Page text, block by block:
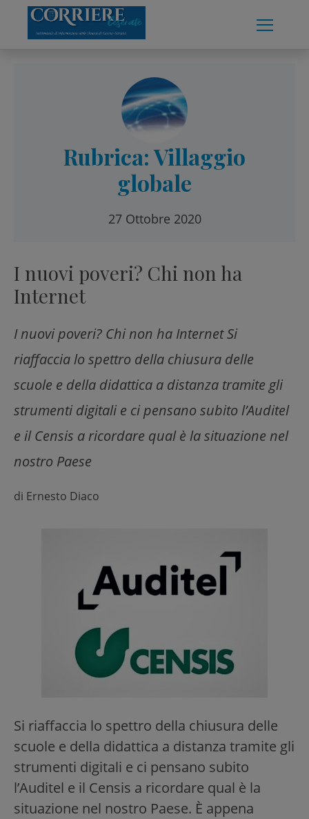
content
Rubrica: Villaggio
globale
27 Ottobre 2020
I nuovi poveri? Chi non ha
Internet
I nuovi poveri? Chi non ha Internet Si
riaffaccia lo spettro della chiusura delle
scuole e della didattica a distanza tramite gli
strumenti digitali e ci pensano subito l’Auditel
e il Censis a ricordare qual è la situazione nel
nostro Paese
di Ernesto Diaco
Si riaffaccia lo spettro della chiusura delle
scuole e della didattica a distanza tramite gli
strumenti digitali e ci pensano subito
l’Auditel e il Censis a ricordare qual è la
situazione nel nostro Paese. È appena